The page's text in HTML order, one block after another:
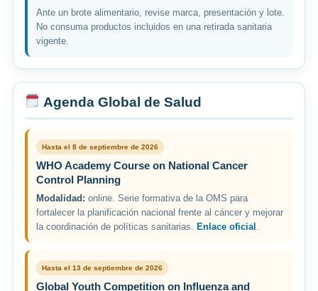
Ante un brote alimentario, revise marca, presentación y lote.
No consuma productos incluidos en una retirada sanitaria
vigente.
Agenda Global de Salud
Hasta el 8 de septiembre de 2026
WHO Academy Course on National Cancer
Control Planning
Modalidad: online. Serie formativa de la OMS para
fortalecer la planificación nacional frente al cáncer y mejorar
la coordinación de políticas sanitarias. Enlace oficial
Hasta el 13 de septiembre de 2026
Global Youth Competition on Influenza and